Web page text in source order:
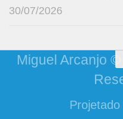
30/07/2026
Miguel Arcanjo